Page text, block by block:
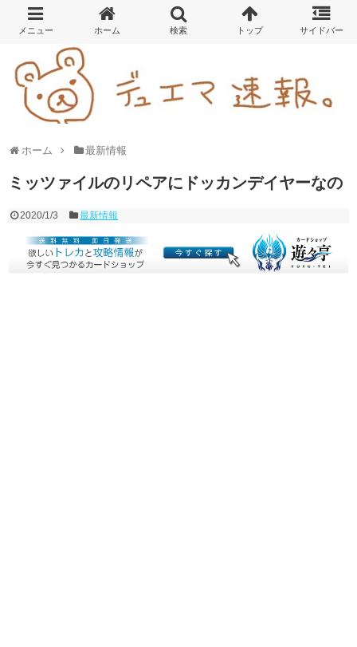
ホーム 最新情報
ミッツァイルのリペアにドッカンデイヤーなの
2020/1/3 最新情報